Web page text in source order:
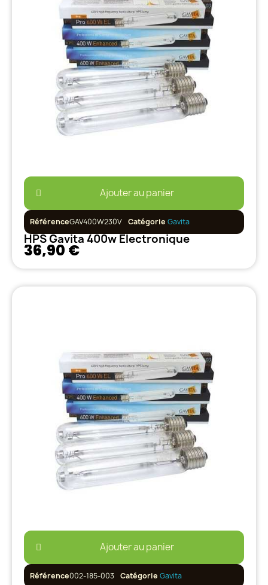
Ajouter au panier
RéférenceGAV400W230V Catégorie Gavita
HPS Gavita 400w Electronique
36,90 €
Ajouter au panier
Référence002-185-003 Catégorie Gavita